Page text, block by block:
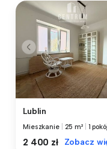
Lublin
Mieszkanie 25 m² 1 pokój
2 400 zł Zobacz